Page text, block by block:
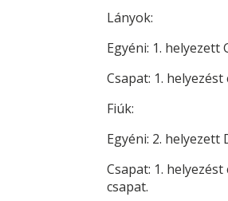
Lányok:
Egyéni: 1. helyezett
Csapat: 1.
Fiúk:
Egyéni: 2. helyezett
Csapat: 1.
csapat.